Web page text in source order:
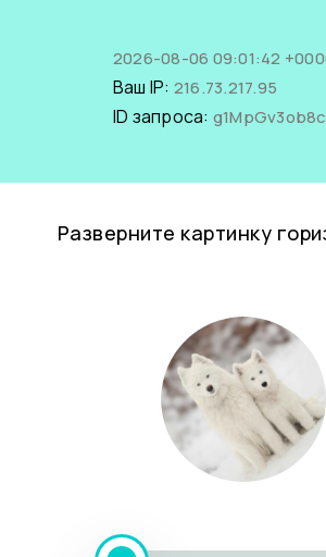
2026-08-06 09:01:42
Ваш IP: 216.73.217.95
ID запроса:
Разверните картинку